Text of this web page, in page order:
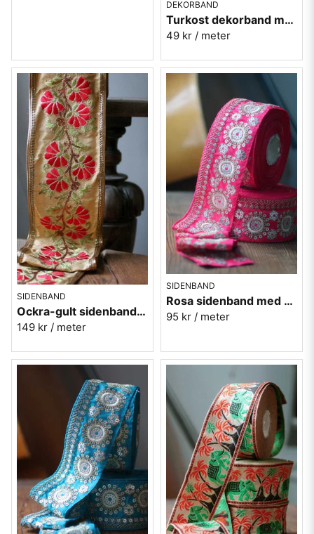
DEKORBAND
Turkost dekorband med påfåglar - 3cm
49 kr / meter
SIDENBAND
Ockra-gult sidenband med röda blommor 11,5cm
149 kr / meter
SIDENBAND
Rosa sidenband med silverbroderi 6,5cm
95 kr / meter